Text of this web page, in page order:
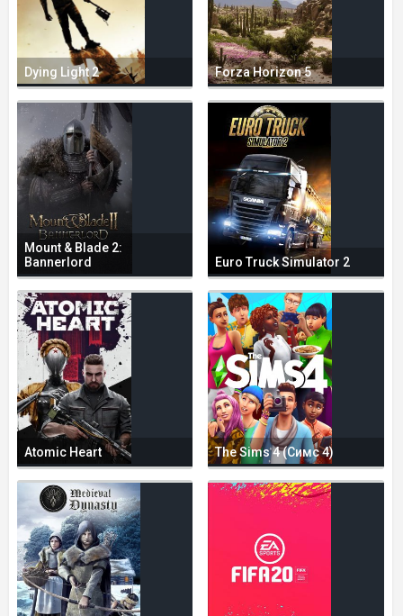
Dying Light 2 Forza Horizon 5
Mount & Blade 2:
Bannerlord
Euro Truck Simulator 2
Atomic Heart The Sims 4 (Симс 4)